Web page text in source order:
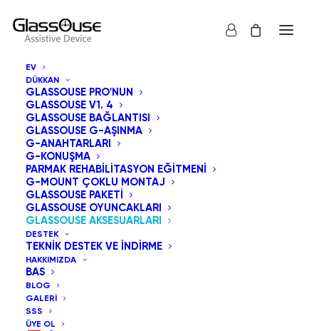
EV
DÜKKAN
GLASSOUSE PRO'NUN
GLASSOUSE V1. 4
GLASSOUSE BAĞLANTISI
GLASSOUSE G-AŞINMA
G-ANAHTARLARI
G-KONUŞMA
PARMAK REHABILITASYON EĞITMENI
G-MOUNT ÇOKLU MONTAJ
GLASSOUSE PAKETI
GLASSOUSE OYUNCAKLARI
GLASSOUSE AKSESUARLARI
DESTEK
TEKNIK DESTEK VE İNDIRME
HAKKIMIZDA
BAS
BLOG
GALERI
SSS
ÜYE OL